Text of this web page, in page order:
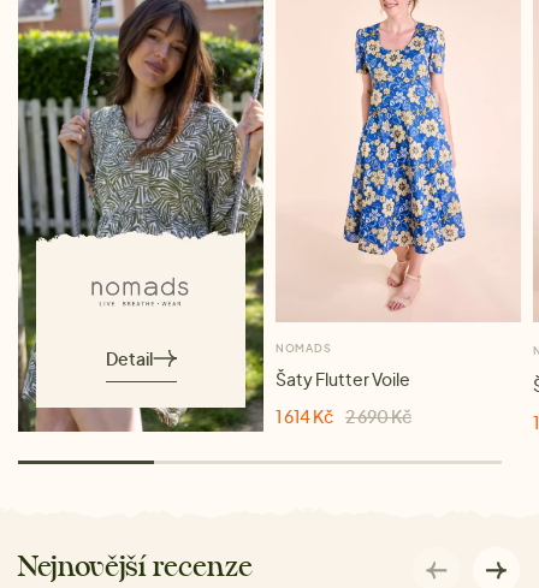
Detail NOMADS
Šaty Flutter Voile
1 614 Kč 2 690 Kč
Nejnovější recenze